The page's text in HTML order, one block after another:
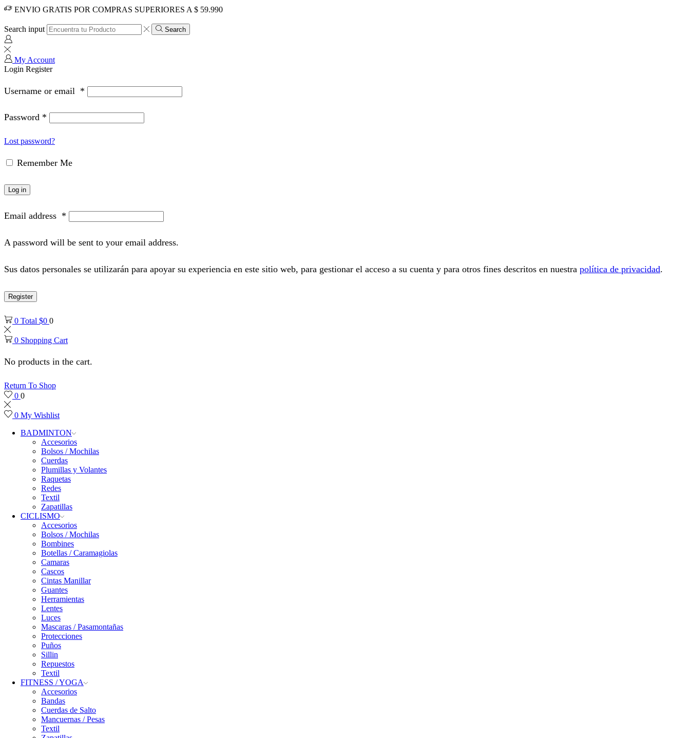
ENVIO GRATIS POR COMPRAS SUPERIORES A $ 59.990
Search input Search
My Account
Login Register
Username or email *
Password *
Lost password?
Remember Me
Log in
Email address *
A password will be sent to your email address.
Sus datos personales se utilizarán para apoyar su experiencia en este sitio web, para gestionar el acceso a su cuenta y para otros fines descritos en nuestra política de privacidad.
Register
0 Total $0 0
0 Shopping Cart
No products in the cart.
Return To Shop
0 0
0 My Wishlist
BADMINTON
Accesorios
Bolsos / Mochilas
Cuerdas
Plumillas y Volantes
Raquetas
Redes
Textil
Zapatillas
CICLISMO
Accesorios
Bolsos / Mochilas
Bombines
Botellas / Caramagiolas
Camaras
Cascos
Cintas Manillar
Guantes
Herramientas
Lentes
Luces
Mascaras / Pasamontañas
Protecciones
Puños
Sillin
Repuestos
Textil
FITNESS / YOGA
Accesorios
Bandas
Cuerdas de Salto
Mancuernas / Pesas
Textil